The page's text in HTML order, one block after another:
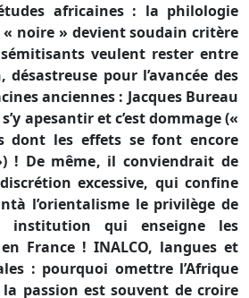
africaines : la philologie
noire » devient soudain critère
veulent rester entre
pour l’avancée des
anciennes : Jacques Bureau
apesantir et c’est dommage («
dont les effets se font encore
! De même, il conviendrait de
excessive, qui confine
l’orientalisme le privilège de
institution qui enseigne les
France ! INALCO, langues et
: pourquoi omettre l’Afrique
la passion est souvent de croire